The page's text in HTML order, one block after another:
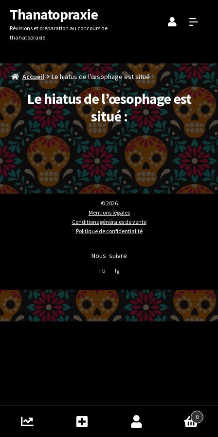
navigation
contenu
Thanatopraxie
Révisions et préparation au concours de
thanatopraxie
Accueil Le hiatus de l’œsophage est situé :
Le hiatus de l’œsophage est
situé :
© 2026
Mentions légales
Conditions générales de vente
Politique de confidentialité
0
Fb Ig
Nous suivre